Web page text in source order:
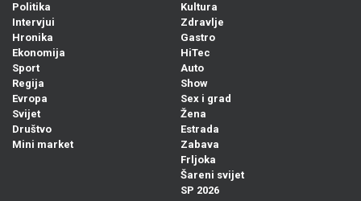
Politika
Intervjui
Hronika
Ekonomija
Sport
Regija
Evropa
Svijet
Društvo
Mini market
Kultura
Zdravlje
Gastro
HiTec
Auto
Show
Sex i grad
Žena
Estrada
Zabava
Frljoka
Šareni svijet
SP 2026